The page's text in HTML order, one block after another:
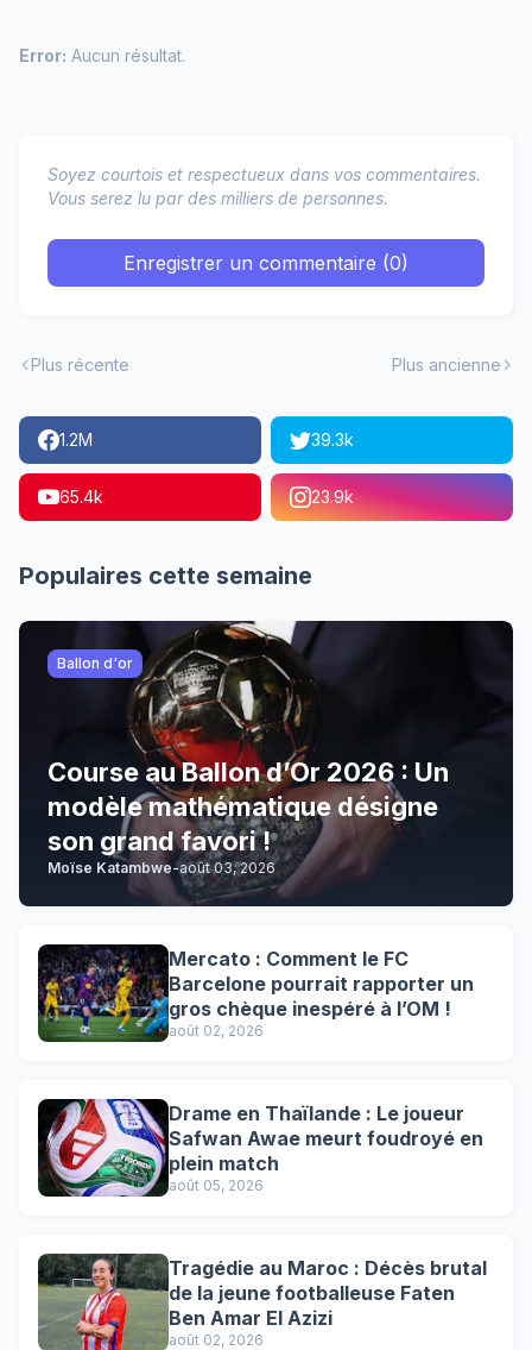
Error: Aucun résultat.
Soyez courtois et respectueux dans vos commentaires.
Vous serez lu par des milliers de personnes.
Enregistrer un commentaire (0)
Plus récente Plus ancienne
1.2M 39.3k
65.4k 23.9k
Populaires cette semaine
Ballon d'or
Course au Ballon d’Or 2026 : Un
modèle mathématique désigne
son grand favori !
Moïse Katambwe-août 03, 2026
Mercato : Comment le FC
Barcelone pourrait rapporter un
gros chèque inespéré à l’OM !
août 02, 2026
Drame en Thaïlande : Le joueur
Safwan Awae meurt foudroyé en
plein match
août 05, 2026
Tragédie au Maroc : Décès brutal
de la jeune footballeuse Faten
Ben Amar El Azizi
août 02, 2026